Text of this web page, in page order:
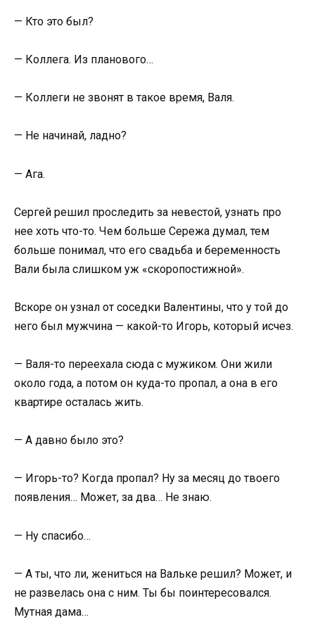
— Кто это был?
— Коллега. Из планового…
— Коллеги не звонят в такое время, Валя.
— Не начинай, ладно?
— Ага.
Сергей решил проследить за невестой, узнать про
нее хоть что-то. Чем больше Сережа думал, тем
больше понимал, что его свадьба и беременность
Вали была слишком уж «скоропостижной».
Вскоре он узнал от соседки Валентины, что у той до
него был мужчина — какой-то Игорь, который исчез.
— Валя-то переехала сюда с мужиком. Они жили
около года, а потом он куда-то пропал, а она в его
квартире осталась жить.
— А давно было это?
— Игорь-то? Когда пропал? Ну за месяц до твоего
появления… Может, за два… Не знаю.
— Ну спасибо…
— А ты, что ли, жениться на Вальке решил? Может, и
не развелась она с ним. Ты бы поинтересовался.
Мутная дама…